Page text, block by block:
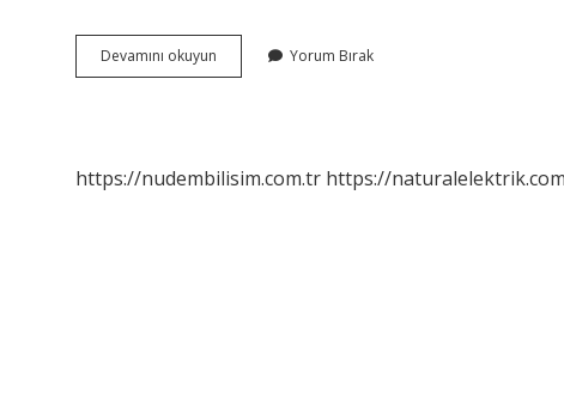
Devamını okuyun
Iyi
Yorum Bırak
https://nudembilisim.com.tr https://